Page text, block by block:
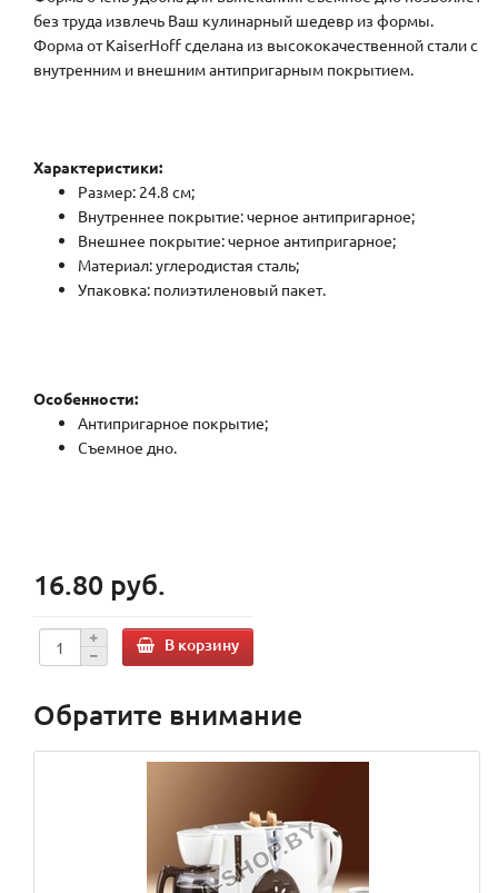
без труда извлечь Ваш кулинарный шедевр из формы.
Форма от KaiserHoff сделана из высококачественной стали с
внутренним и внешним антипригарным покрытием.
Характеристики:
Размер: 24.8 см;
Внутреннее покрытие: черное антипригарное;
Внешнее покрытие: черное антипригарное;
Материал: углеродистая сталь;
Упаковка: полиэтиленовый пакет.
Особенности:
Антипригарное покрытие;
Съемное дно.
16.80 руб.
В корзину
Обратите внимание